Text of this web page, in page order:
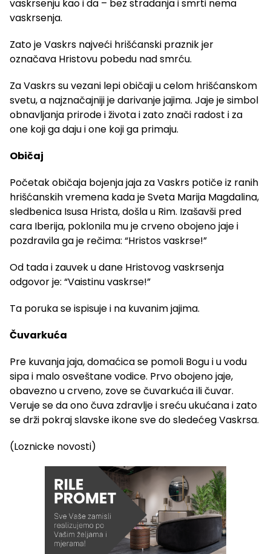
vaskrsenju kao i da – bez stradanja i smrti nema
vaskrsenja.
Zato je Vaskrs najveći hrišćanski praznik jer
označava Hristovu pobedu nad smrću.
Za Vaskrs su vezani lepi običaji u celom hrišćanskom
svetu, a najznačajniji je darivanje jajima. Jaje je simbol
obnavljanja prirode i života i zato znači radost i za
one koji ga daju i one koji ga primaju.
Običaj
Početak običaja bojenja jaja za Vaskrs potiče iz ranih
hrišćanskih vremena kada je Sveta Marija Magdalina,
sledbenica Isusa Hrista, došla u Rim. Izašavši pred
cara Iberija, poklonila mu je crveno obojeno jaje i
pozdravila ga je rečima: “Hristos vaskrse!”
Od tada i zauvek u dane Hristovog vaskrsenja
odgovor je: “Vaistinu vaskrse!”
Ta poruka se ispisuje i na kuvanim jajima.
Čuvarkuća
Pre kuvanja jaja, domaćica se pomoli Bogu i u vodu
sipa i malo osveštane vodice. Prvo obojeno jaje,
obavezno u crveno, zove se čuvarkuća ili čuvar.
Veruje se da ono čuva zdravlje i sreću ukućana i zato
se drži pokraj slavske ikone sve do sledećeg Vaskrsa.
(Loznicke novosti)